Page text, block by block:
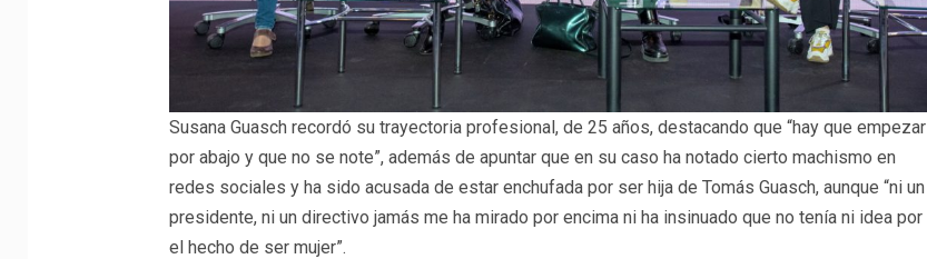
Susana Guasch recordó su trayectoria profesional, de 25 años, destacando que “hay que empezar
por abajo y que no se note”, además de apuntar que en su caso ha notado cierto machismo en
redes sociales y ha sido acusada de estar enchufada por ser hija de Tomás Guasch, aunque “ni un
presidente, ni un directivo jamás me ha mirado por encima ni ha insinuado que no tenía ni idea por
el hecho de ser mujer”.